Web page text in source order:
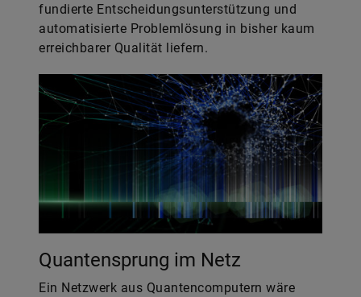
fundierte Entscheidungsunterstützung und
automatisierte Problemlösung in bisher kaum
erreichbarer Qualität liefern.
Quantensprung im Netz
Ein Netzwerk aus Quantencomputern wäre